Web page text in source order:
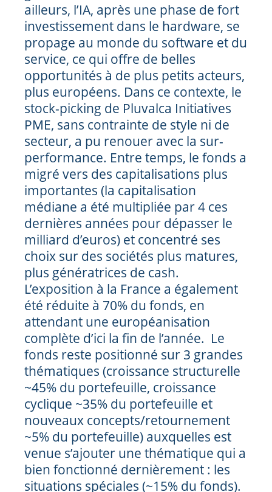
ailleurs, l’IA, après une phase de fort
investissement dans le hardware, se
propage au monde du software et du
service, ce qui offre de belles
opportunités à de plus petits acteurs,
plus européens. Dans ce contexte, le
stock-picking de Pluvalca Initiatives
PME, sans contrainte de style ni de
secteur, a pu renouer avec la sur-
performance. Entre temps, le fonds a
migré vers des capitalisations plus
importantes (la capitalisation
médiane a été multipliée par 4 ces
dernières années pour dépasser le
milliard d’euros) et concentré ses
choix sur des sociétés plus matures,
plus génératrices de cash.
L’exposition à la France a également
été réduite à 70% du fonds, en
attendant une européanisation
complète d’ici la fin de l’année. Le
fonds reste positionné sur 3 grandes
thématiques (croissance structurelle
~45% du portefeuille, croissance
cyclique ~35% du portefeuille et
nouveaux concepts/retournement
~5% du portefeuille) auxquelles est
venue s’ajouter une thématique qui a
bien fonctionné dernièrement : les
situations spéciales (~15% du fonds).